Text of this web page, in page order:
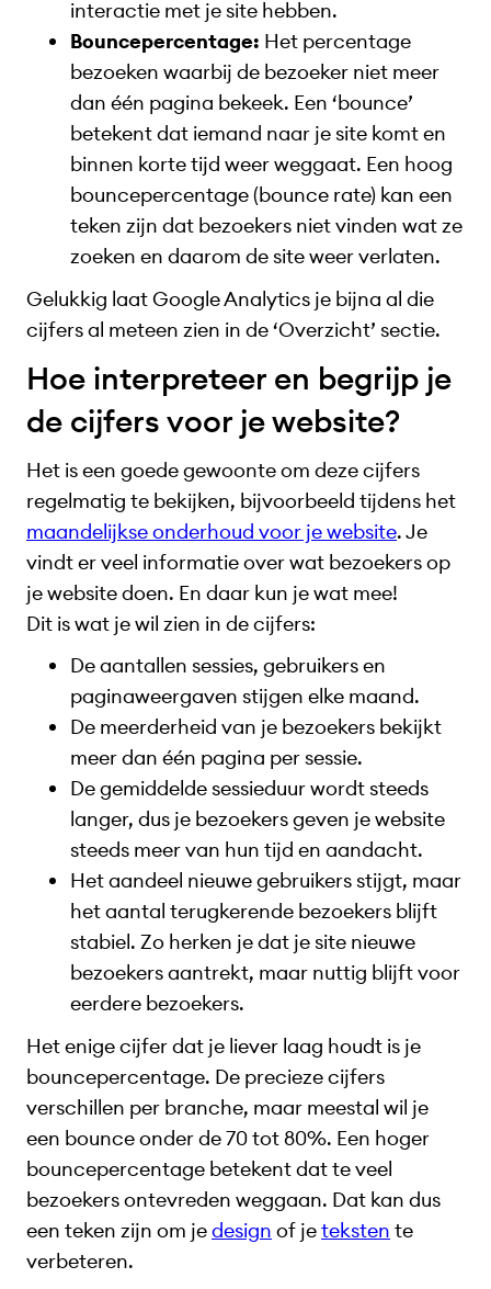
interactie met je site hebben.
Bouncepercentage: Het percentage
bezoeken waarbij de bezoeker niet meer
dan één pagina bekeek. Een ‘bounce’
betekent dat iemand naar je site komt en
binnen korte tijd weer weggaat. Een hoog
bouncepercentage (bounce rate) kan een
teken zijn dat bezoekers niet vinden wat ze
zoeken en daarom de site weer verlaten.
Gelukkig laat Google Analytics je bijna al die
cijfers al meteen zien in de ‘Overzicht’ sectie.
Hoe interpreteer en begrijp je
de cijfers voor je website?
Het is een goede gewoonte om deze cijfers
regelmatig te bekijken, bijvoorbeeld tijdens het
maandelijkse onderhoud voor je website. Je
vindt er veel informatie over wat bezoekers op
je website doen. En daar kun je wat mee!
Dit is wat je wil zien in de cijfers:
De aantallen sessies, gebruikers en
paginaweergaven stijgen elke maand.
De meerderheid van je bezoekers bekijkt
meer dan één pagina per sessie.
De gemiddelde sessieduur wordt steeds
langer, dus je bezoekers geven je website
steeds meer van hun tijd en aandacht.
Het aandeel nieuwe gebruikers stijgt, maar
het aantal terugkerende bezoekers blijft
stabiel. Zo herken je dat je site nieuwe
bezoekers aantrekt, maar nuttig blijft voor
eerdere bezoekers.
Het enige cijfer dat je liever laag houdt is je
bouncepercentage. De precieze cijfers
verschillen per branche, maar meestal wil je
een bounce onder de 70 tot 80%. Een hoger
bouncepercentage betekent dat te veel
bezoekers ontevreden weggaan. Dat kan dus
een teken zijn om jedesign of jeteksten te
verbeteren.